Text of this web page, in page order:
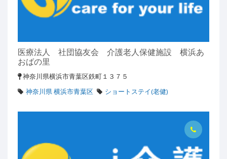
医療法人 社団協友会 介護老人保健施設 横浜あ
おばの里
神奈川県横浜市青葉区鉄町１３７５
神奈川県 横浜市青葉区
ショートステイ(老健)